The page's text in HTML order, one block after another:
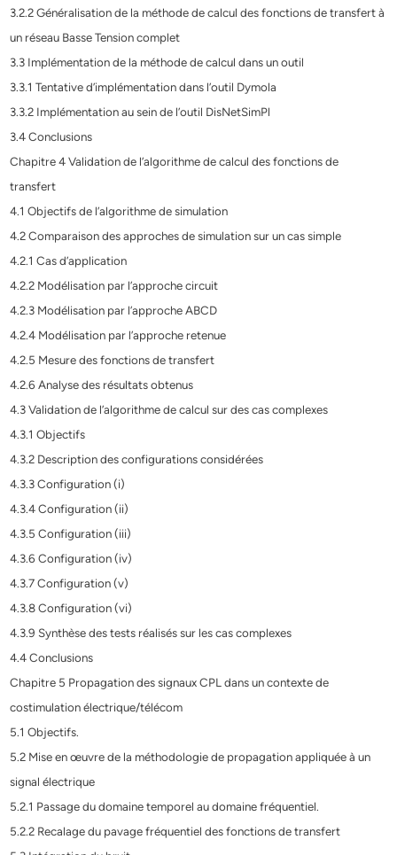
3.2.2 Généralisation de la méthode de calcul des fonctions de transfert à
un réseau Basse Tension complet
3.3 Implémentation de la méthode de calcul dans un outil
3.3.1 Tentative d’implémentation dans l’outil Dymola
3.3.2 Implémentation au sein de l’outil DisNetSimPl
3.4 Conclusions
Chapitre 4 Validation de l’algorithme de calcul des fonctions de
transfert
4.1 Objectifs de l’algorithme de simulation
4.2 Comparaison des approches de simulation sur un cas simple
4.2.1 Cas d’application
4.2.2 Modélisation par l’approche circuit
4.2.3 Modélisation par l’approche ABCD
4.2.4 Modélisation par l’approche retenue
4.2.5 Mesure des fonctions de transfert
4.2.6 Analyse des résultats obtenus
4.3 Validation de l’algorithme de calcul sur des cas complexes
4.3.1 Objectifs
4.3.2 Description des configurations considérées
4.3.3 Configuration (i)
4.3.4 Configuration (ii)
4.3.5 Configuration (iii)
4.3.6 Configuration (iv)
4.3.7 Configuration (v)
4.3.8 Configuration (vi)
4.3.9 Synthèse des tests réalisés sur les cas complexes
4.4 Conclusions
Chapitre 5 Propagation des signaux CPL dans un contexte de
costimulation électrique/télécom
5.1 Objectifs.
5.2 Mise en œuvre de la méthodologie de propagation appliquée à un
signal électrique
5.2.1 Passage du domaine temporel au domaine fréquentiel.
5.2.2 Recalage du pavage fréquentiel des fonctions de transfert